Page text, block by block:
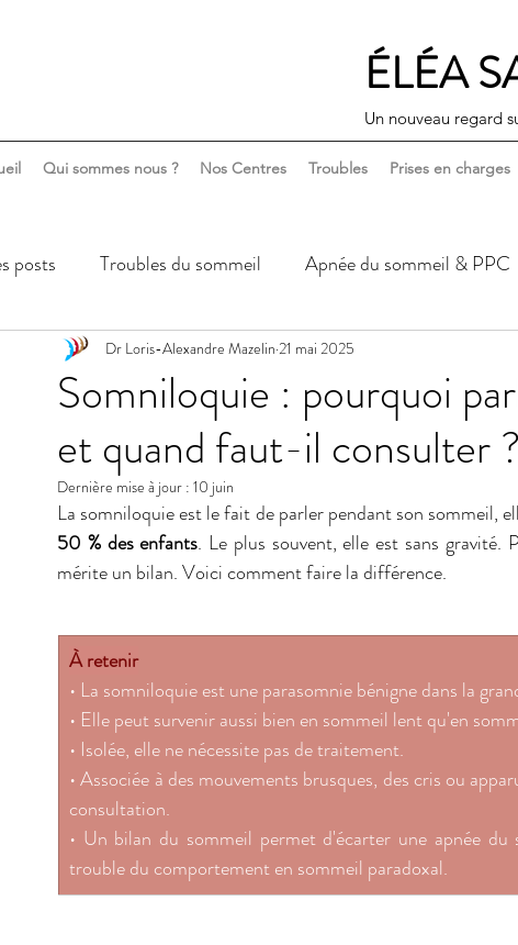
ÉLÉA
Un nouveau regard
Qui sommes nous ? Nos Centres Troubles Prises en charges
posts Troubles du sommeil Apnée du sommeil & PPC
Sommeil & santé mentale Sommeil, corps & santé
Somniloquie : pourquoi
et quand faut-il consulter ?
Dr Loris-Alexandre Mazelin 21 mai 2025
Dernière mise à jour : 10 juin
La somniloquie est le fait de parler pendant son sommeil,
50 % des enfants. Le plus souvent, elle est sans
mérite un bilan. Voici comment faire la différence.
À retenir
• La somniloquie est une parasomnie bénigne dans la
• Elle peut survenir aussi bien en sommeil lent qu'en
• Isolée, elle ne nécessite pas de traitement.
• Associée à des mouvements brusques, des cris ou
consultation.
• Un bilan du sommeil permet d'écarter une apnée
trouble du comportement en sommeil paradoxal.